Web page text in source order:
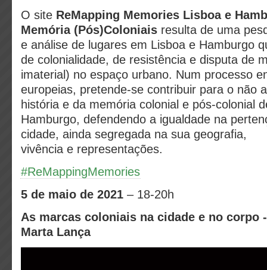
O site ReMapping Memories Lisboa e
Memória (Pós)Coloniais resulta de uma
e análise de lugares em Lisboa e Hamburgo
de colonialidade, de resistência e disputa de
imaterial) no espaço urbano. Num processo
europeias, pretende-se contribuir para o não
história e da memória colonial e pós-colonial
Hamburgo, defendendo a igualdade na
cidade, ainda segregada na sua geografia,
vivência e representações.
#ReMappingMemories
5 de maio de 2021 – 18-20h
As marcas coloniais na cidade e no corpo
Marta Lança